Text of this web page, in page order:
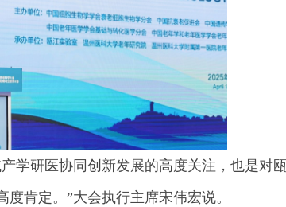
学研医协同创新发展的高度关注，也是对
肯定。”大会执行主席宋伟宏说。